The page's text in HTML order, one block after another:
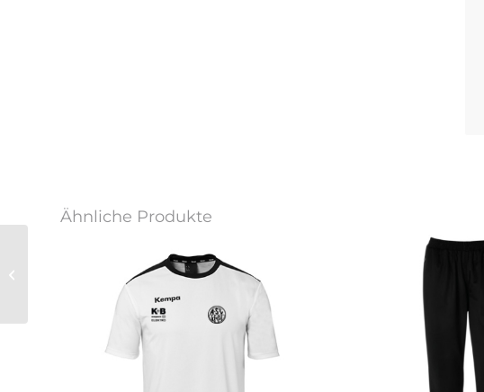
Ähnliche Produkte